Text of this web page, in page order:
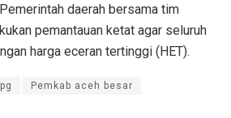
daerah bersama tim
pemantauan ketat agar seluruh
harga eceran tertinggi (HET).
lpg Pemkab aceh besar